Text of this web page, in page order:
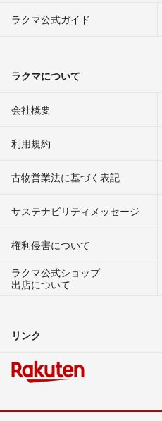
ラクマ公式ガイド
ラクマについて
会社概要
利用規約
古物営業法に基づく表記
サステナビリティメッセージ
権利侵害について
ラクマ公式ショップ
出店について
リンク